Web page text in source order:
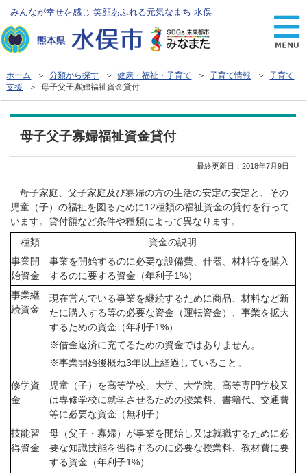
みんなが幸せを感じ 笑顔あふれる元気なまち 水俣
ホーム ＞分類から探す ＞健康・福祉・子育て ＞子育て情報 ＞子育て
支援
＞ 母子父子寡婦福祉資金貸付
母子父子寡婦福祉資金貸付
最終更新日：2018年7月9日
母子家庭、父子家庭及び寡婦の方の生活の安定の安定と、その
児童（子）の福祉を図るために12種類の福祉資金の貸付を行って
います。貸付額など条件や種類によって異なります。
種類
資金の説明
事業開
始資金
事業を開始するのに必要な設備費、什器、材料等を購入
するのに要する資金（年利子1%）
事業継
続資金
現在営んでいる事業を継続するために商品、材料など新
たに購入する等の必要な資金（運転資金）、事業を拡大
するための資金（年利子1%）
※借金返済に充てるための資金ではありません。
※事業開始後概ね3年以上経過していること。
修学資
金
児童（子）を高等学校、大学、大学院、高等専門学校又
は専修学校に就学させるための授業料、書籍代、交通費
等に必要な資金（無利子）
技能習
得資金
母（父子・寡婦）が事業を開始し又は就職するために必
要な知識技能を習得するのに必要な授業料、教材費に要
する資金（年利子1%）